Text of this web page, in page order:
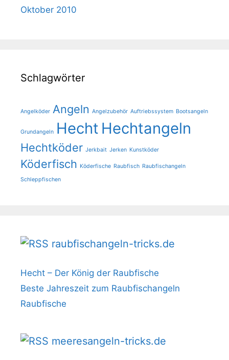
Oktober 2010
Schlagwörter
Angelköder Angeln Angelzubehör Auftriebssystem Bootsangeln
Grundangeln Hecht Hechtangeln
Hechtköder Jerkbait Jerken Kunstköder
Köderfisch Köderfische Raubfisch Raubfischangeln
Schleppfischen
raubfischangeln-tricks.de
Hecht – Der König der Raubfische
Beste Jahreszeit zum Raubfischangeln
Raubfische
meeresangeln-tricks.de